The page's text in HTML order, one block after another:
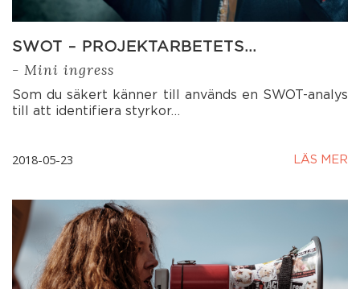
SWOT – PROJEKTARBETETS…
- Mini ingress
Som du säkert känner till används en SWOT-analys
till att identifiera styrkor…
2018-05-23 LÄS MER